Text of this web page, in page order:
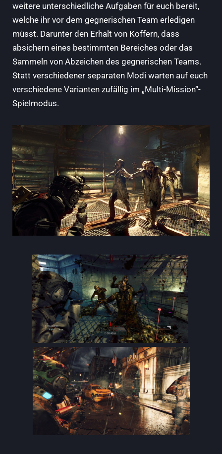
weitere unterschiedliche Aufgaben für euch bereit,
welche ihr vor dem gegnerischen Team erledigen
müsst. Darunter den Erhalt von Koffern, dass
absichern eines bestimmten Bereiches oder das
Sammeln von Abzeichen des gegnerischen Teams.
Statt verschiedener separaten Modi warten auf euch
verschiedene Varianten zufällig im „Multi-Mission“-
Spielmodus.